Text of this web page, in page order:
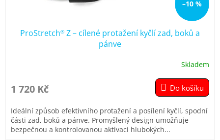
–10 %
ProStretch® Z – cílené protažení kyčlí zad, boků a
pánve
produktu
je
z
5
hvězdiček.
Skladem
1 720 Kč Do košíku
Ideální způsob efektivního protažení a posílení kyčlí, spodní
části zad, boků a pánve. Promyšlený design umožňuje
bezpečnou a kontrolovanou aktivaci hlubokých...